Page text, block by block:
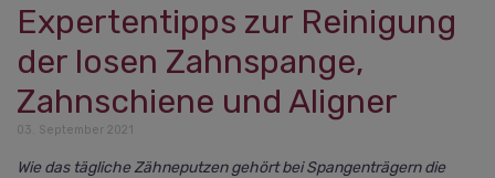
Expertentipps zur Reinigung
der losen Zahnspange,
Zahnschiene und Aligner
03. September 2021
Wie das tägliche Zähneputzen gehört bei Spangenträgern die